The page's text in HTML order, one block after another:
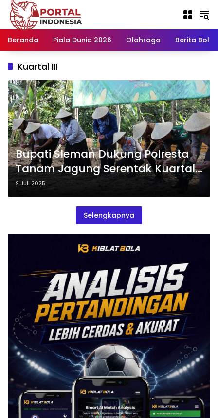
Langsung
konten
Beranda
Piala Dunia 2026 Olahraga Berita Bola
Kuartal III
Bupati Sleman Dukung Polresta
Tanam Jagung Serentak Kuartal
III Bersama, Ini Tujuannya
9 Juli 2025
Selengkapnya